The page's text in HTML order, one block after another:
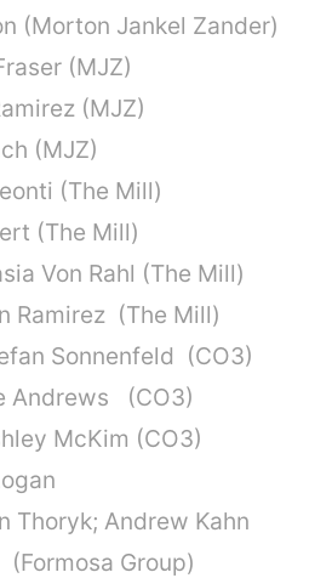
(Morton Jankel Zander)
(MJZ)
(MJZ)
(MJZ)
(The Mill)
(The Mill)
Von Rahl (The Mill)
Ramirez (The Mill)
Sonnenfeld (CO3)
Andrews (CO3)
McKim (CO3)
Thoryk; Andrew Kahn
(Formosa Group)